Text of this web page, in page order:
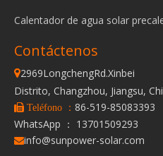
Calentador de agua solar
Contáctenos
2969LongchengRd.Xinbei
Distrito, Changzhou, Jiangsu,
 Teléfono ： 86-519-85083393
WhatsApp ： 13701509293
info@sunpower-solar.com